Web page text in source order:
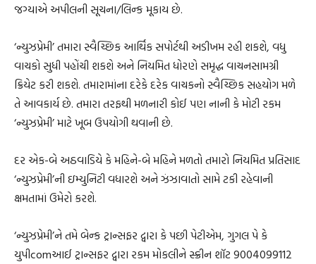
જગ્યાએ અપીલની સૂચના/લિન્ક મૂકાય છે.
‘ન્યુઝપ્રેમી’ તમારા સ્વૈચ્છિક આર્થિક સપોર્ટથી અડીખમ રહી શકશે, વધુ
વાચકો સુધી પહોંચી શકશે અને નિયમિત ધોરણે સમૃદ્ધ વાચનસામગ્રી
ક્રિયેટ કરી શકશે. તમારામાંના દરેકે દરેક વાચકનો સ્વૈચ્છિક સહયોગ મળે
તે આવકાર્ય છે. તમારા તરફથી મળનારી કોઈ પણ નાની કે મોટી રકમ
‘ન્યુઝપ્રેમી’ માટે ખૂબ ઉપયોગી થવાની છે.
દર એક-બે અઠવાડિયે કે મહિને-બે મહિને મળતો તમારો નિયમિત પ્રતિસાદ
‘ન્યુઝપ્રેમી’ની ઇમ્યુનિટી વધારશે અને ઝંઝાવાતો સામે ટકી રહેવાની
ક્ષમતામાં ઉમેરો કરશે.
‘ન્યુઝપ્રેમી’ને તમે બેન્ક ટ્રાન્સફર દ્વારા કે પછી પેટીએમ, ગુગલ પે કે
યુપીcomઆઈ ટ્રાન્સફર દ્વારા રકમ મોકલીને સ્ક્રીન શૉટ 9004099112